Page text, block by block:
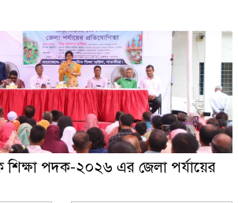
শিক্ষা পদক-২০২৬ এর জেলা পর্যায়ের